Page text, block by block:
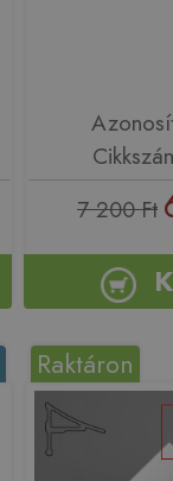
7 200 Ft
Raktáron